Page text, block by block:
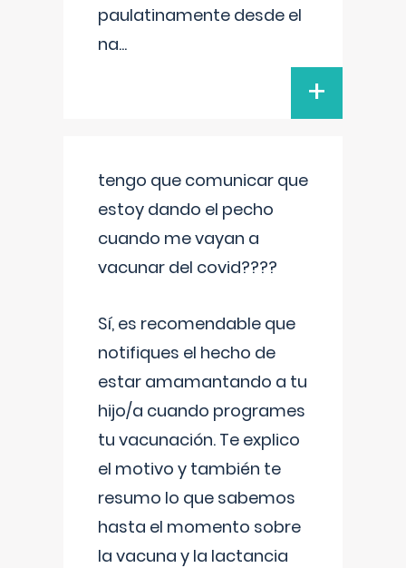
paulatinamente desde el
na...
+
tengo que comunicar que
estoy dando el pecho
cuando me vayan a
vacunar del covid????
Sí, es recomendable que
notifiques el hecho de
estar amamantando a tu
hijo/a cuando programes
tu vacunación. Te explico
el motivo y también te
resumo lo que sabemos
hasta el momento sobre
la vacuna y la lactancia